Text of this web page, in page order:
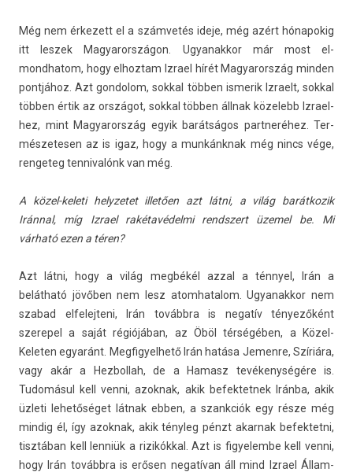
Még nem érkezett el a számvetés ideje, még azért hónapokig
itt les­zek Magyarországon. Ugyanak­kor már most el­
mondhatom, hogy el­hoztam Iz­rael hírét Magyarország mind­en
pontjához. Azt gon­dolom, sokk­al többen is­merik Iz­raelt, sokk­al
többen értik az országot, sokk­al többen állnak közelebb Iz­rael­
hez, mint Magyarország egyik barátságos partneréhez. Ter­
mészetes­en az is igaz, hogy a munkánknak még nincs vége,
re­ngeteg ten­nivalónk van még.
A közel-keleti helyzetet illetően azt látni, a világ barát­kozik
Iránnal, míg Iz­rael rakétavédelmi re­ndszert üzemel be. Mi
várható ezen a téren?
Azt látni, hogy a világ megbékél azzal a ténnyel, Irán a
belátható jövőben nem lesz atom­hatalom. Ugyanak­kor nem
szabad el­felej­teni, Irán továbbra is negatív tényezőként
szerepel a saját régiójában, az Öböl térségében, a Közel-
Keleten egyaránt. Meg­figyel­hető Irán hatása Jemen­re, Szíriára,
vagy akár a Hez­bollah, de a Hamasz tevékenységére is.
Tudomásul kell venni, azok­nak, akik be­fek­tetnek Iránba, akik
üzleti lehetőséget látnak ebben, a szankciók egy része még
min­dig él, így azok­nak, akik tényleg pénzt akar­nak be­fek­tetni,
tisztában kell lenniük a rizikókkal. Azt is figyelem­be kell venni,
hogy Irán továbbra is erősen negatívan áll mind Iz­rael Állam­